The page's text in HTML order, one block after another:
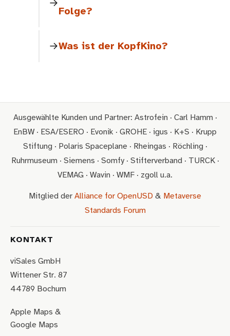
Folge?
Was ist der KopfKino?
Ausgewählte Kunden und Partner: Astrofein · Carl Hamm ·
EnBW · ESA/ESERO · Evonik · GROHE · igus · K+S · Krupp
Stiftung · Polaris Spaceplane · Rheingas · Röchling ·
Ruhrmuseum · Siemens · Somfy · Stifterverband · TURCK ·
VEMAG · Wavin · WMF · zgoll u.a.
Mitglied der Alliance for OpenUSD & Metaverse
Standards Forum
KONTAKT
viSales GmbH
Wittener Str. 87
44789 Bochum
Apple Maps &
Google Maps